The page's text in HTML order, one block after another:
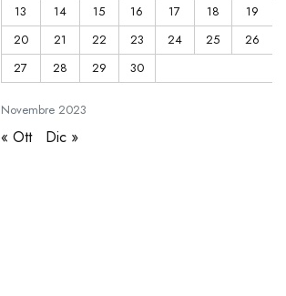
Novembre2023
13
14 15 16 17 18
19
20
21 22 23 24 25
26
27
28 29 30
« Ott Dic »